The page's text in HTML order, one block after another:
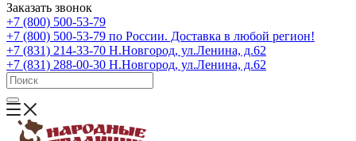
Заказать звонок
+7 (800) 500-53-79
+7 (800) 500-53-79 по России. Доставка в любой регион!
+7 (831) 214-33-70 Н.Новгород, ул.Ленина, д.62
+7 (831) 288-00-30 Н.Новгород, ул.Ленина, д.62